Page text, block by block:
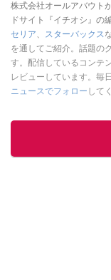
株式会社オールアバウト
ドサイト『イチオシ』の
セリア、 スターバックス
を通してご紹介。話題の
す。配信しているコンテ
レビューしています。毎
ニュースでフォロー して